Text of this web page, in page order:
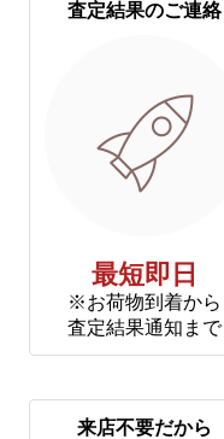
査定結果のご連絡
最短即日
※お荷物到着から
査定結果通知まで
来店不要だから